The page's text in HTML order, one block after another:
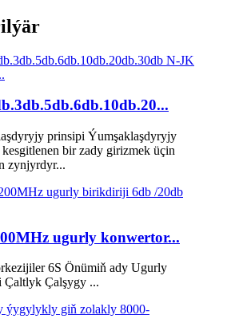
prinsipi Ýumşaklaşdyryjy
bir zady girizmek üçin
zynjyrdyr...
ugurly konwertor...
6S Önümiň ady Ugurly
Çalşygy ...